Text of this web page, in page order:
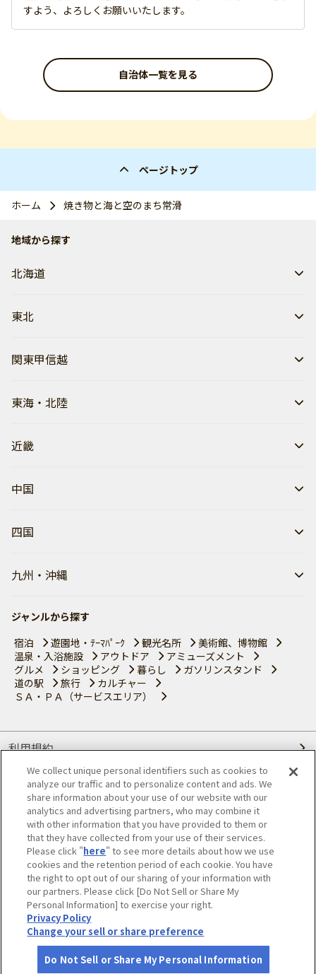
すよう、よろしくお願いいたします。
自治体一覧を見る
ページトップ
ホーム 焼き物と海と空のまち常滑
地域から探す
北海道
東北
関東甲信越
東海・北陸
近畿
中国
四国
九州・沖縄
ジャンルから探す
宿泊
遊園地・ﾃｰﾏﾊﾟｰｸ 観光名所
美術館、博物館
温泉・入浴施設
アウトドア
アミューズメント
グルメ
ショッピング 暮らし
ガソリンスタンド
道の駅
旅行
カルチャー
ＳＡ・ＰＡ（サービスエリア）
利用規約
個人情報の取り扱いについて
会員優待サービスの提携をご検討の方へ
JAFホームページ
© JAPAN AUTOMOBILE FEDERATION. All rights reserved.
さがす コース作成 アカウント 地図 お役立ち
We collect unique personal identifiers such as cookies to
analyze our traffic and to personalize content and ads. We
share information about your use of our website with our
analytics and advertising partners, who may combine it
with other information that you have provided to them or
that they have collected from your use of their services.
Please click "here" to see more details about how we use
cookies and the retention period of each cookie. You have
the right to opt out of our sharing of your information with
our partners. Please click [Do Not Sell or Share My
Personal Information] to exercise your right.
Privacy Policy
Change your sell or share preference
Do Not Sell or Share My Personal Information